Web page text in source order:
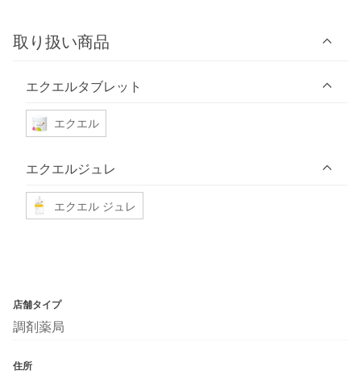
取り扱い商品
エクエルタブレット
エクエル
エクエルジュレ
エクエル ジュレ
店舗タイプ
調剤薬局
住所